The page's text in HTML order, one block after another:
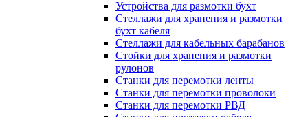
Устройства для размотки бухт
Стеллажи для хранения и размотки
бухт кабеля
Стеллажи для кабельных барабанов
Стойки для хранения и размотки
рулонов
Станки для перемотки ленты
Станки для перемотки проволоки
Станки для перемотки РВД